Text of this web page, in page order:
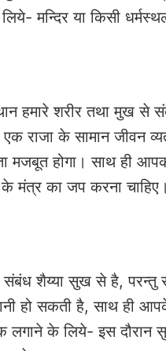
मन्दिर या किसी
हमारे शरीर तथा मुख से
राजा के सामान जीवन
होगा। साथ ही
मंत्र का जप करना
संबंध शैय्या सुख से है, परन्तु
हो सकती है, साथ ही
लगाने के लिये- इस